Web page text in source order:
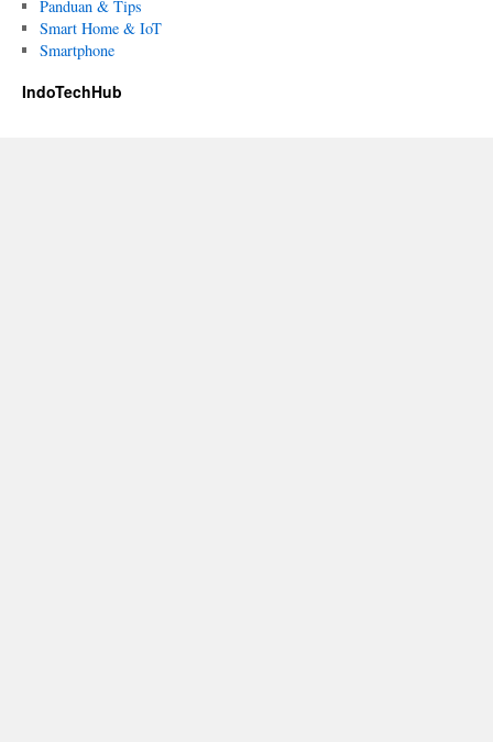
Panduan & Tips
Smart Home & IoT
Smartphone
IndoTechHub